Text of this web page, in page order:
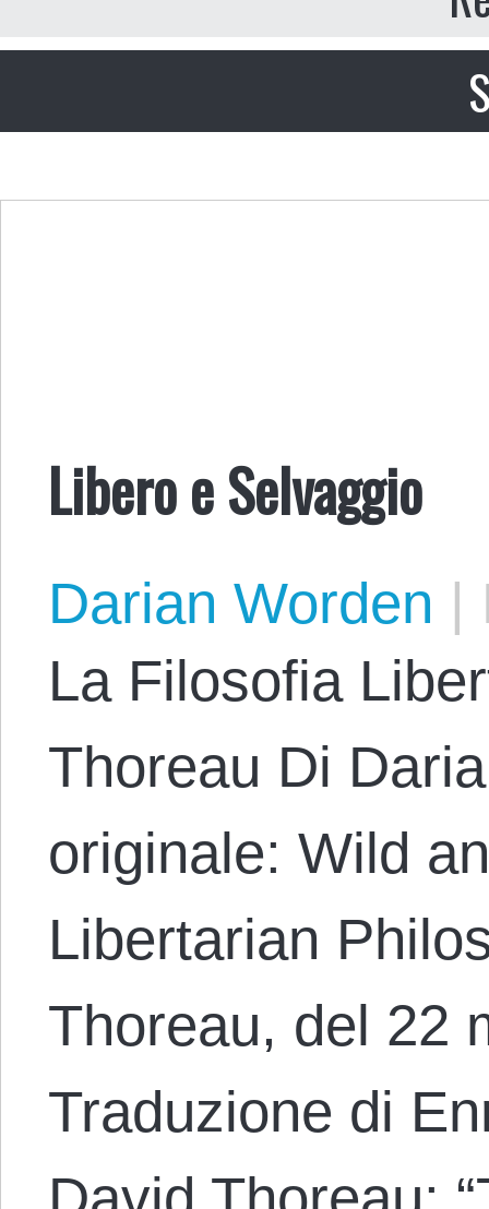
Libero e Selvaggio
Darian Worden |
La Filosofia
Thoreau Di
originale: Wild
Libertarian
Thoreau, del 22
Traduzione di